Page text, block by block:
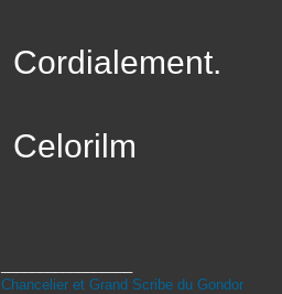
Cordialement.
Celorilm
Chancelier et Grand Scribe du Gondor